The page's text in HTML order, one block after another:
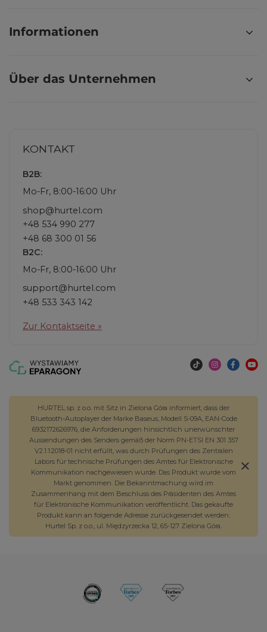
Informationen
Über das Unternehmen
KONTAKT
B2B:
Mo-Fr, 8:00-16:00 Uhr
shop@hurtel.com
+48 534 990 277
+48 68 300 01 56
B2C:
Mo-Fr, 8:00-16:00 Uhr
support@hurtel.com
+48 533 343 142
Zur Kontaktseite »
HURTEL sp. z o.o. mit Sitz in Zielona Góra informiert, dass der
Bluetooth-Autoplayer der Marke Baseus, Modell S-09A, EAN-Code
6932172626976, die Anforderungen hinsichtlich unerwünschter
Aussendungen des Senders gemäß der Norm PN-ETSI EN 301 357
V2.1.1:2018-01 nicht erfüllt, was durch Prüfungen des Zentralen
Labors für technische Prüfungen des Amtes für Elektronische
Kommunikation nachgewiesen wurde. Das Produkt wurde vom
Markt genommen. Die Bekanntmachung wird im
Zusammenhang mit dem Beschluss des Präsidenten des Amtes
für Elektronische Kommunikation veröffentlicht. Das gekaufte
Produkt kann an folgende Adresse zurückgesendet werden:
Hurtel Sp. z o.o., ul. Międzyrzecka 12, 65-127 Zielona Góra.